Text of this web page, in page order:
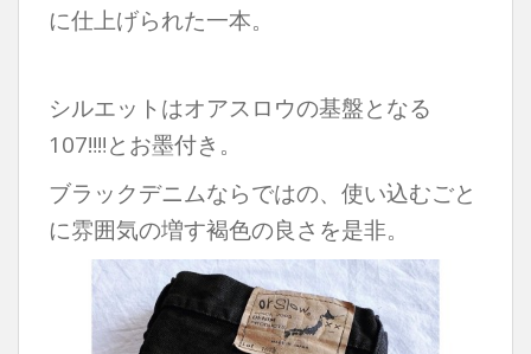
に仕上げられた一本。
シルエットはオアスロウの基盤となる
107‼︎‼︎とお墨付き。
ブラックデニムならではの、使い込むごと
に雰囲気の増す褐色の良さを是非。